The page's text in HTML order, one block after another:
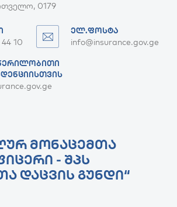
0179
10
ᲔᲚ.ᲤᲝᲡᲢᲐ
info@insurance.gov.ge
ᲛᲝᲜᲐᲪᲔᲛᲗᲐ
- ᲨᲞᲡ
ᲓᲐᲪᲕᲘᲡ ᲒᲣᲜᲓᲘ“